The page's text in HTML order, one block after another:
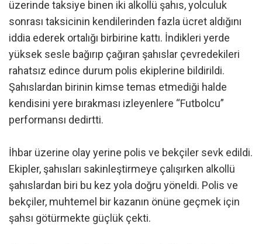
üzerinde taksiye binen iki alkollü şahıs, yolculuk
sonrası taksicinin kendilerinden fazla ücret aldığını
iddia ederek ortalığı birbirine kattı. İndikleri yerde
yüksek sesle bağırıp çağıran şahıslar çevredekileri
rahatsız edince durum polis ekiplerine bildirildi.
Şahıslardan birinin kimse temas etmediği halde
kendisini yere bırakması izleyenlere “Futbolcu”
performansı dedirtti.
İhbar üzerine olay yerine polis ve bekçiler sevk edildi.
Ekipler, şahısları sakinleştirmeye çalışırken alkollü
şahıslardan biri bu kez yola doğru yöneldi. Polis ve
bekçiler, muhtemel bir kazanın önüne geçmek için
şahsı götürmekte güçlük çekti.